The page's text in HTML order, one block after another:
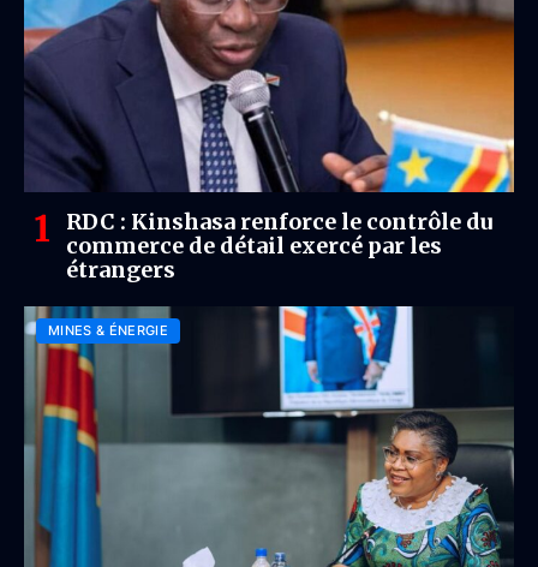
RDC : Kinshasa renforce le contrôle du
commerce de détail exercé par les
étrangers
MINES & ÉNERGIE